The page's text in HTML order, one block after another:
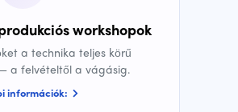
workshopok
a technika teljes körű
a felvételtől a vágásig.
információk: